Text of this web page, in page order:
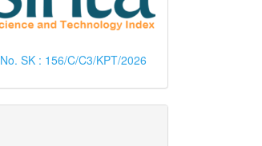
No. SK : 156/C/C3/KPT/2026